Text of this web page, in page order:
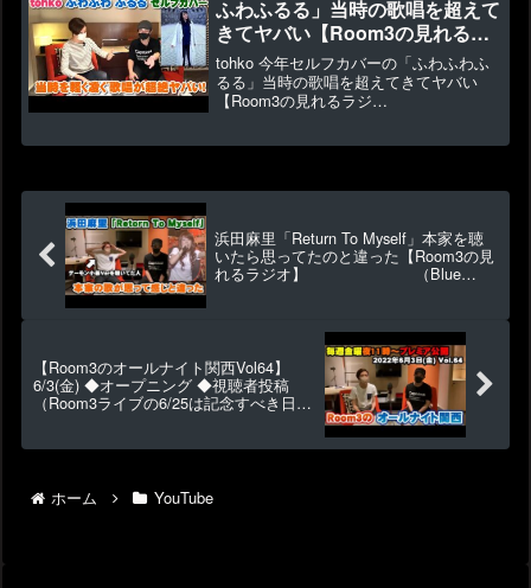
ふわふるる」当時の歌唱を超えて
きてヤバい【Room3の見れるラ
ジオ】
（BAD LUCK ON LOVE Loop
な気持ち 小室哲哉 MARC）
tohko 今年セルフカバーの「ふわふわふ
るる」当時の歌唱を超えてきてヤバい
【Room3の見れるラジ
浜田麻里「Return To Myself」本家を聴
いたら思ってたのと違った【Room3の見
れるラジオ】 （Blue
【Room3のオールナイト関西Vol64】
6/3(金) ◆オープニング ◆視聴者投稿
（Room3ライブの6/25は記念すべき日だ
ホーム YouTube